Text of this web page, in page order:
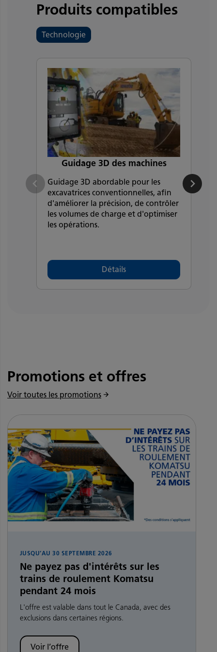
Produits compatibles
Technologie
Guidage 3D des machines
Guidage 3D abordable pour les
excavatrices conventionnelles, afin
d'améliorer la précision, de contrôler
les volumes de charge et d'optimiser
les opérations.
Détails
Promotions et offres
Voir toutes les promotions
JUSQU’AU 30 SEPTEMBRE 2026
Ne payez pas d'intérêts sur les
trains de roulement Komatsu
pendant 24 mois
L'offre est valable dans tout le Canada, avec des
exclusions dans certaines régions.
Voir l’offre